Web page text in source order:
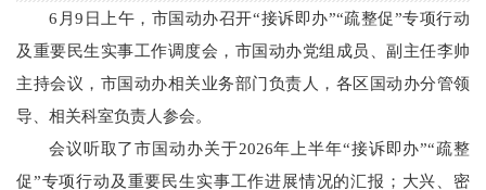
6月9日上午，市国动办召开“接诉即办”“疏整促”专项行动
及重要民生实事工作调度会，市国动办党组成员、副主任李帅
主持会议，市国动办相关业务部门负责人，各区国动办分管领
导、相关科室负责人参会。
会议听取了市国动办关于2026年上半年“接诉即办”“疏整
促”专项行动及重要民生实事工作进展情况的汇报；大兴、密